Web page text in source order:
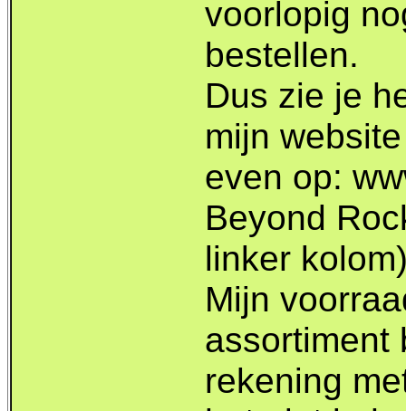
voorlopig
bestellen.
Dus zie je
mijn
even op:
Beyond
linker
Mijn
assortiment
rekening